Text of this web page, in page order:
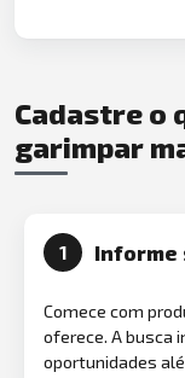
Cadastre o
garimpar
1 Informe
Comece com
oferece. A busca
oportunidades